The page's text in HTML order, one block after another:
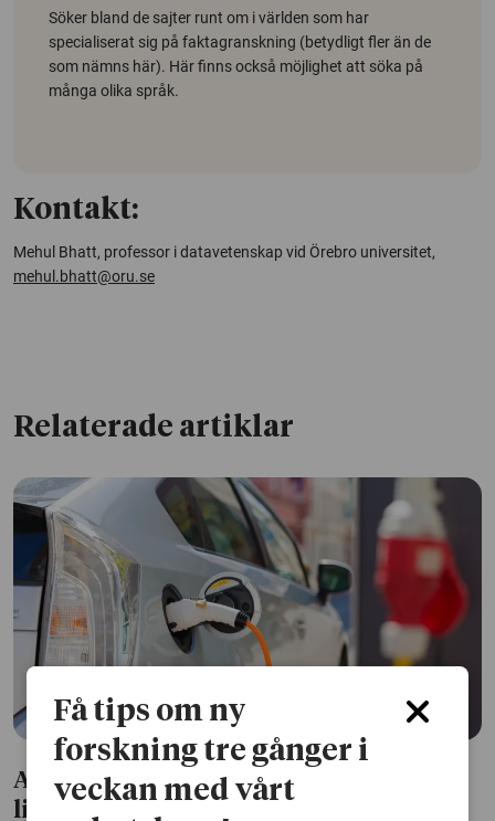
Söker bland de sajter runt om i världen som har
specialiserat sig på faktagranskning (betydligt fler än de
som nämns här). Här finns också möjlighet att söka på
många olika språk.
Kontakt:
Mehul Bhatt, professor i datavetenskap vid Örebro universitet,
mehul.bhatt@oru.se
Relaterade artiklar
AI ger elbilsbatterier 23 procent längre
liv – utan att öka laddtiden
Få tips om ny
forskning tre gånger i
veckan med vårt